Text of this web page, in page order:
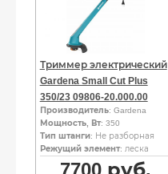
Триммер электрический
Gardena Small Cut Plus
350/23 09806-20.000.00
Производитель: Gardena
Мощность, Вт: 350
Тип штанги: Не разборная
Режущий элемент: леска
7700руб.